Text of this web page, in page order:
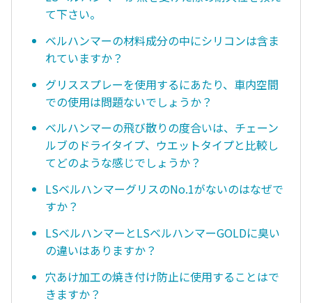
て下さい。
ベルハンマーの材料成分の中にシリコンは含ま
れていますか？
グリススプレーを使用するにあたり、車内空間
での使用は問題ないでしょうか？
ベルハンマーの飛び散りの度合いは、チェーン
ルブのドライタイプ、ウエットタイプと比較し
てどのような感じでしょうか？
LSベルハンマーグリスのNo.1がないのはなぜで
すか？
LSベルハンマーとLSベルハンマーGOLDに臭い
の違いはありますか？
穴あけ加工の焼き付け防止に使用することはで
きますか？